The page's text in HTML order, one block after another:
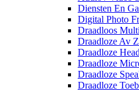
Diensten En
Digital Photo
Draadloos
Draadloze Av
Draadloze
Draadloze
Draadloze
Draadloze